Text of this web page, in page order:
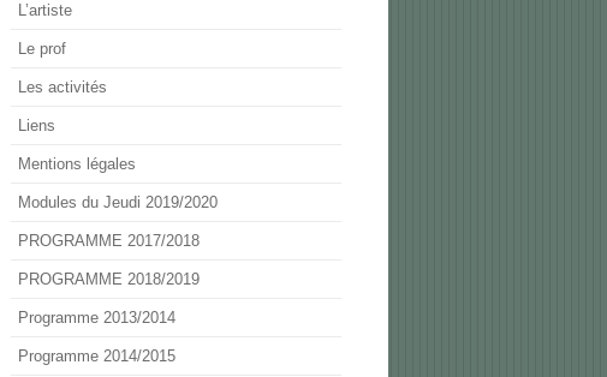
L’artiste
Le prof
Les activités
Liens
Mentions légales
Modules du Jeudi 2019/2020
PROGRAMME 2017/2018
PROGRAMME 2018/2019
Programme 2013/2014
Programme 2014/2015